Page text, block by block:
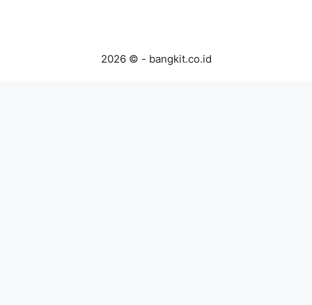
2026 © - bangkit.co.id